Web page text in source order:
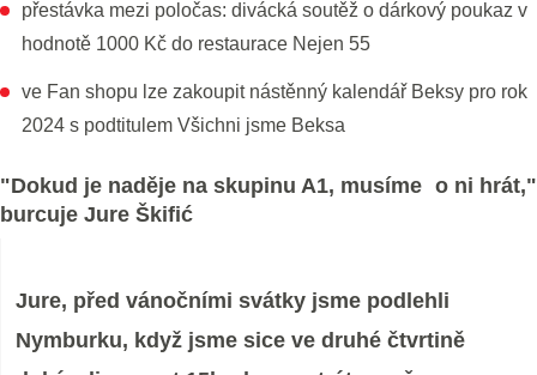
přestávka mezi poločas: divácká soutěž o dárkový poukaz v
hodnotě 1000 Kč do restaurace Nejen 55
ve Fan shopu lze zakoupit nástěnný kalendář Beksy pro rok
2024 s podtitulem Všichni jsme Beksa
"Dokud je naděje na skupinu A1, musíme o ni hrát,"
burcuje Jure Škifić
Jure, před vánočními svátky jsme podlehli
Nymburku, když jsme sice ve druhé čtvrtině